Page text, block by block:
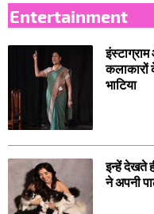
Entertainment
कलाकारों
भाटिया
इन्हें देखते
ने अपनी